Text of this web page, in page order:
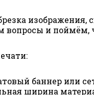
изображения,
и поймём,
баннер или
ширина